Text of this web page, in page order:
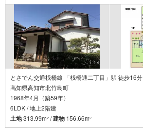
とさでん交通桟橋線 「桟橋通二丁目」駅 徒歩16分
高知県高知市北竹島町
1968年4月（築59年）
6LDK / 地上2階建
土地313.99m2 /建物 156.66m2